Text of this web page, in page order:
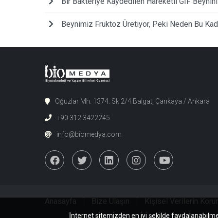
Beynimiz Fruktoz Üretiyor, Peki Neden Bu
İnternet sitemizden en iyi şekilde
Oğuzlar Mh. 1374. Sk 2/4 Balgat, Çankaya / Ankara
+90 312 3422245
info@biomedya.com
Anasayfa Bize Ulaşın Kişisel Verilerin